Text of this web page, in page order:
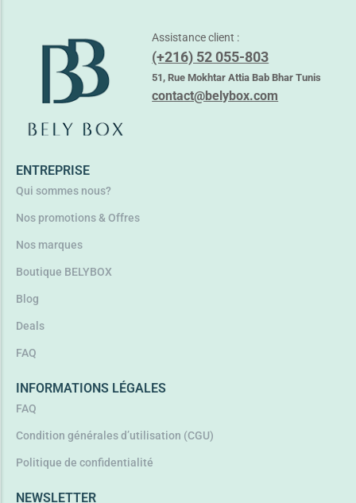
ALANIA PURETE + VIT C MOUSSE NETTOYANTE
TND 27,750TND
Ajouter au panier
Assistance client :
(+216) 52 055-803
51, Rue Mokhtar Attia Bab Bhar Tunis
contact@belybox.com
ENTREPRISE
Qui sommes nous?
Nos promotions & Offres
Nos marques
Boutique BELYBOX
Blog
Deals
FAQ
INFORMATIONS LÉGALES
FAQ
Condition générales d’utilisation (CGU)
Politique de confidentialité
NEWSLETTER